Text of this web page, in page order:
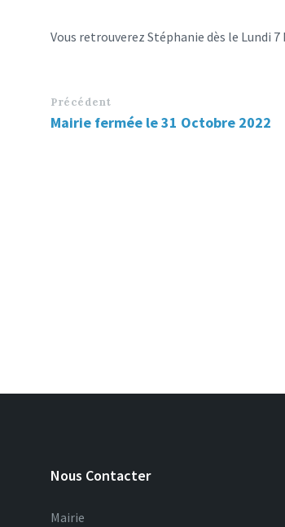
Vous retrouverez Stéphanie dès le Lundi 7
Précédent
Mairie fermée le 31 Octobre 2022
Nous Contacter
Mairie